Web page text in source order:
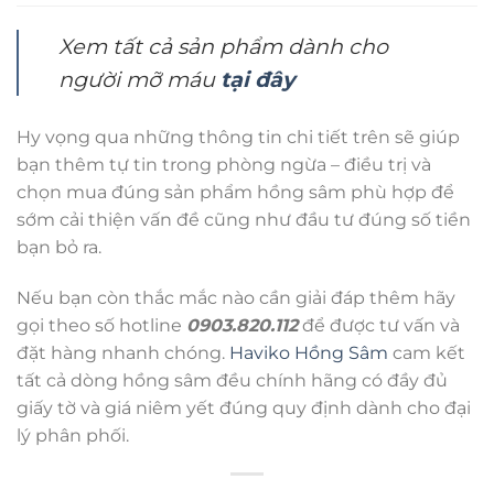
Xem tất cả sản phẩm dành cho
người mỡ máu tại đây
Hy vọng qua những thông tin chi tiết trên sẽ giúp
bạn thêm tự tin trong phòng ngừa – điều trị và
chọn mua đúng sản phẩm hồng sâm phù hợp để
sớm cải thiện vấn đề cũng như đầu tư đúng số tiền
bạn bỏ ra.
Nếu bạn còn thắc mắc nào cần giải đáp thêm hãy
gọi theo số hotline 0903.820.112để được tư vấn và
đặt hàng nhanh chóng. Haviko Hồng Sâm cam kết
tất cả dòng hồng sâm đều chính hãng có đầy đủ
giấy tờ và giá niêm yết đúng quy định dành cho đại
lý phân phối.